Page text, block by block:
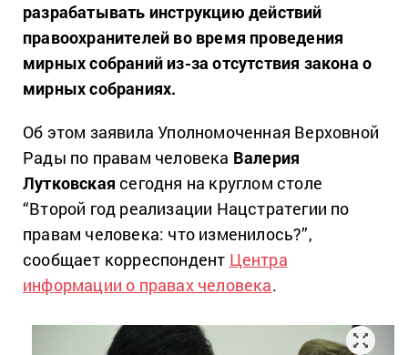
разрабатывать инструкцию действий
правоохранителей во время проведения
мирных собраний из-за отсутствия закона о
мирных собраниях.
Об этом заявила Уполномоченная Верховной
Рады по правам человека Валерия
Лутковская сегодня на круглом столе
“Второй год реализации Нацстратегии по
правам человека: что изменилось?”,
сообщает корреспондент Центра
информации о правах человека.